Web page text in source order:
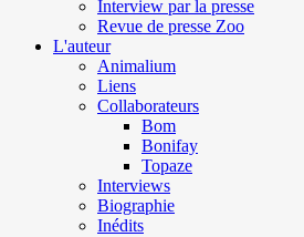
Interview par la presse
Revue de presse Zoo
L'auteur
Animalium
Liens
Collaborateurs
Bom
Bonifay
Topaze
Interviews
Biographie
Inédits